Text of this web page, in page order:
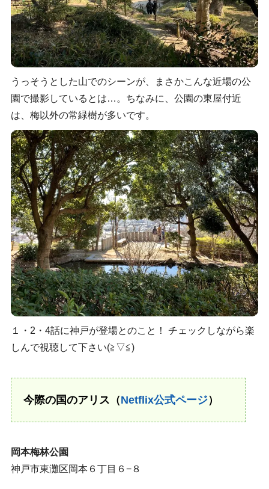
うっそうとした山でのシーンが、まさかこんな近場の公
園で撮影しているとは…。ちなみに、公園の東屋付近
は、梅以外の常緑樹が多いです。
１・2・4話に神戸が登場とのこと！ チェックしながら楽
しんで視聴して下さい(≧▽≦)
今際の国のアリス（Netflix公式ページ）
岡本梅林公園
神戸市東灘区岡本６丁目６−８